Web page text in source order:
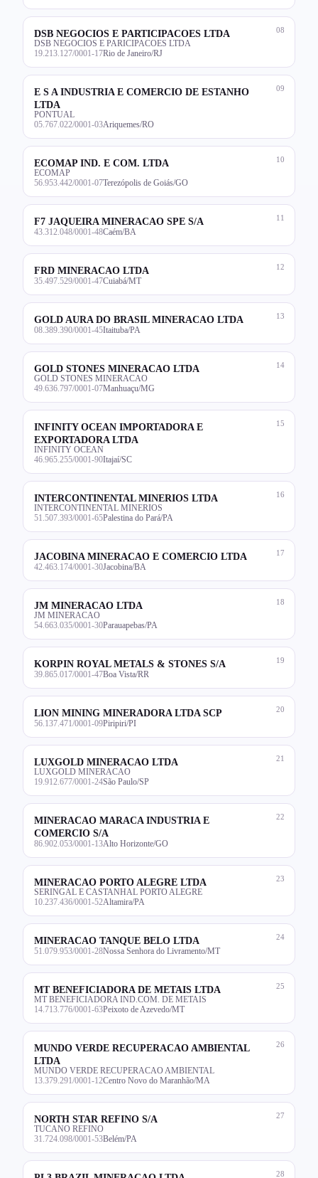
08
DSB NEGOCIOS E PARTICIPACOES LTDA
DSB NEGOCIOS E PARICIPACOES LTDA
19.213.127/0001-17Rio de Janeiro/RJ
09
E S A INDUSTRIA E COMERCIO DE ESTANHO
LTDA
PONTUAL
05.767.022/0001-03Ariquemes/RO
10
ECOMAP IND. E COM. LTDA
ECOMAP
56.953.442/0001-07Terezópolis de Goiás/GO
11
F7 JAQUEIRA MINERACAO SPE S/A
43.312.048/0001-48Caém/BA
12
FRD MINERACAO LTDA
35.497.529/0001-47Cuiabá/MT
13
GOLD AURA DO BRASIL MINERACAO LTDA
08.389.390/0001-45Itaituba/PA
14
GOLD STONES MINERACAO LTDA
GOLD STONES MINERACAO
49.636.797/0001-07Manhuaçu/MG
15
INFINITY OCEAN IMPORTADORA E
EXPORTADORA LTDA
INFINITY OCEAN
46.965.255/0001-90Itajaí/SC
16
INTERCONTINENTAL MINERIOS LTDA
INTERCONTINENTAL MINERIOS
51.507.393/0001-65Palestina do Pará/PA
17
JACOBINA MINERACAO E COMERCIO LTDA
42.463.174/0001-30Jacobina/BA
18
JM MINERACAO LTDA
JM MINERACAO
54.663.035/0001-30Parauapebas/PA
19
KORPIN ROYAL METALS & STONES S/A
39.865.017/0001-47Boa Vista/RR
20
LION MINING MINERADORA LTDA SCP
56.137.471/0001-09Piripiri/PI
21
LUXGOLD MINERACAO LTDA
LUXGOLD MINERACAO
19.912.677/0001-24São Paulo/SP
22
MINERACAO MARACA INDUSTRIA E
COMERCIO S/A
86.902.053/0001-13Alto Horizonte/GO
23
MINERACAO PORTO ALEGRE LTDA
SERINGAL E CASTANHAL PORTO ALEGRE
10.237.436/0001-52Altamira/PA
24
MINERACAO TANQUE BELO LTDA
51.079.953/0001-28Nossa Senhora do Livramento/MT
25
MT BENEFICIADORA DE METAIS LTDA
MT BENEFICIADORA IND.COM. DE METAIS
14.713.776/0001-63Peixoto de Azevedo/MT
26
MUNDO VERDE RECUPERACAO AMBIENTAL
LTDA
MUNDO VERDE RECUPERACAO AMBIENTAL
13.379.291/0001-12Centro Novo do Maranhão/MA
27
NORTH STAR REFINO S/A
TUCANO REFINO
31.724.098/0001-53Belém/PA
28